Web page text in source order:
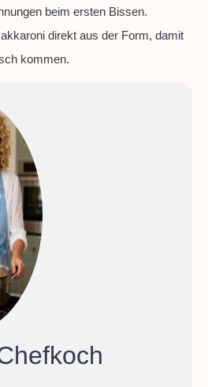
beim ersten Bissen.
direkt aus der Form, damit
kommen.